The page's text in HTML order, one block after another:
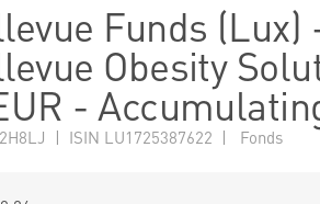
Funds (Lux)
Obesity
-
| ISIN LU1725387622 | Fonds